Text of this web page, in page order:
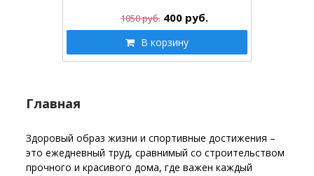
1050 руб. 400руб.
В корзину
Главная
Здоровый образ жизни и спортивные достижения –
это ежедневный труд, сравнимый со строительством
прочного и красивого дома, где важен каждый